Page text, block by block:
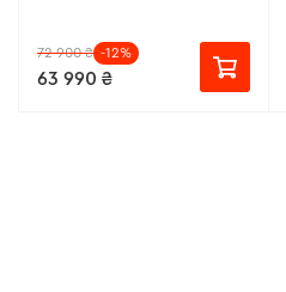
72 900 ₴ -12%
63 990 ₴